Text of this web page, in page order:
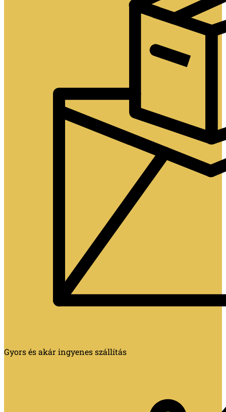
Gyors és akár ingyenes szállítás